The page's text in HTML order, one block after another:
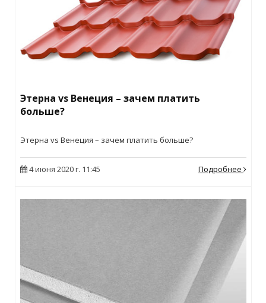
Этерна vs Венеция – зачем платить
больше?
Этерна vs Венеция – зачем платить больше?
4 июня 2020 г. 11:45 Подробнее